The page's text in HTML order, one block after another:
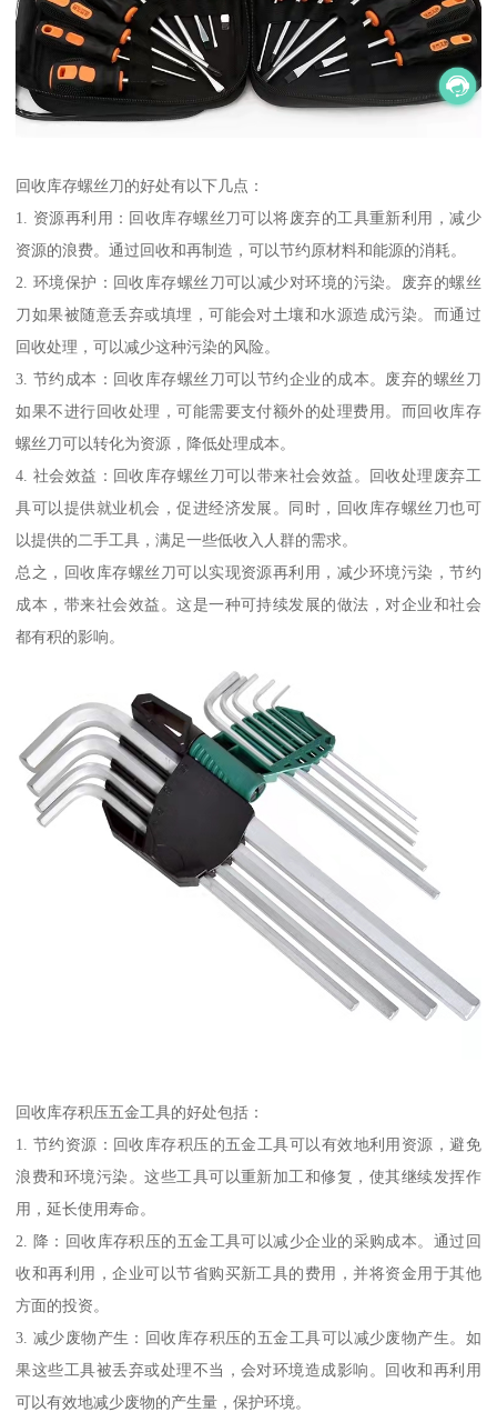
回收库存螺丝刀的好处有以下几点：
1. 资源再利用：回收库存螺丝刀可以将废弃的工具重新利用，减少
资源的浪费。通过回收和再制造，可以节约原材料和能源的消耗。
2. 环境保护：回收库存螺丝刀可以减少对环境的污染。废弃的螺丝
刀如果被随意丢弃或填埋，可能会对土壤和水源造成污染。而通过
回收处理，可以减少这种污染的风险。
3. 节约成本：回收库存螺丝刀可以节约企业的成本。废弃的螺丝刀
如果不进行回收处理，可能需要支付额外的处理费用。而回收库存
螺丝刀可以转化为资源，降低处理成本。
4. 社会效益：回收库存螺丝刀可以带来社会效益。回收处理废弃工
具可以提供就业机会，促进经济发展。同时，回收库存螺丝刀也可
以提供的二手工具，满足一些低收入人群的需求。
总之，回收库存螺丝刀可以实现资源再利用，减少环境污染，节约
成本，带来社会效益。这是一种可持续发展的做法，对企业和社会
都有积的影响。
回收库存积压五金工具的好处包括：
1. 节约资源：回收库存积压的五金工具可以有效地利用资源，避免
浪费和环境污染。这些工具可以重新加工和修复，使其继续发挥作
用，延长使用寿命。
2. 降：回收库存积压的五金工具可以减少企业的采购成本。通过回
收和再利用，企业可以节省购买新工具的费用，并将资金用于其他
方面的投资。
3. 减少废物产生：回收库存积压的五金工具可以减少废物产生。如
果这些工具被丢弃或处理不当，会对环境造成影响。回收和再利用
可以有效地减少废物的产生量，保护环境。